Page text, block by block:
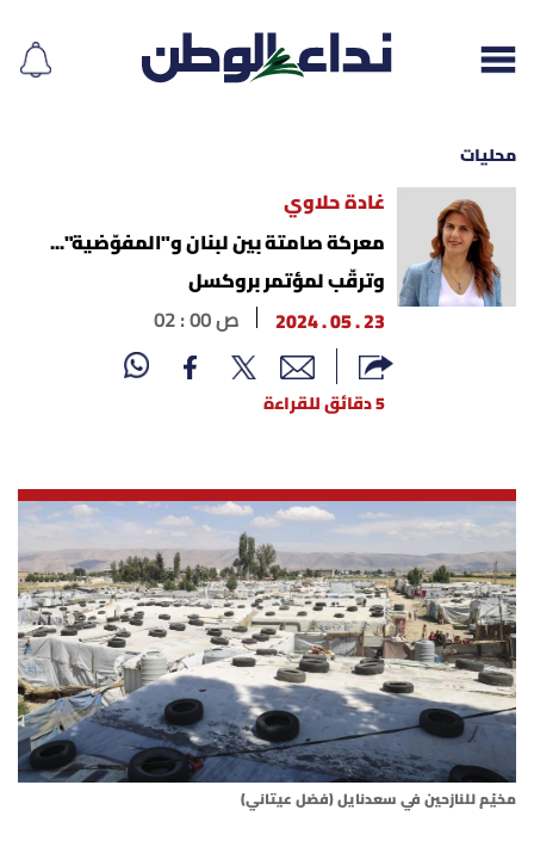
إقرأ الجريدة
لبنان
محليات
أسرار
متفرقات
نداء القرّاء
خاص الموقع
محليات
غادة حلاوي
معركة صامتة بين لبنان و"المفوّضية"...
وترقّب لمؤتمر بروكسل
23 . 05 . 2024
02 : 00 ص
5 دقائق للقراءة
مخيّم للنازحين في سعدنايل (فضل عيتاني)